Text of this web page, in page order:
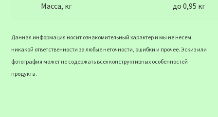
Масса, кг до 0,95 кг
Данная информация носит ознакомительный характер и мы не несем
никакой ответственности за любые неточности, ошибки и прочее. Эскиз или
фотография может не содержать всех конструктивных особенностей
продукта.